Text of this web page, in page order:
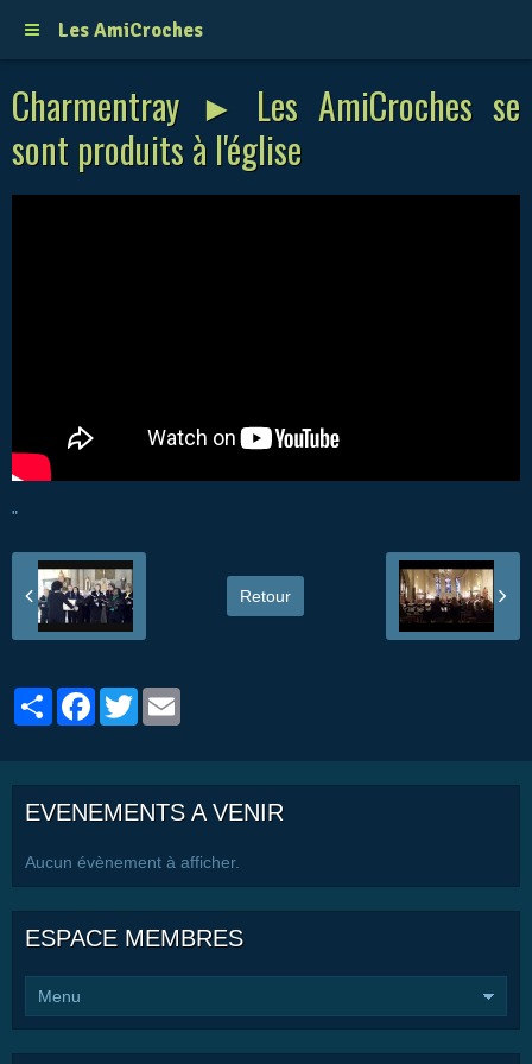
Les AmiCroches
Charmentray ► Les AmiCroches se
sont produits à l'église
"
Retour
PartagerFacebook
Twitter
EVENEMENTS A VENIR
Aucun évènement à afficher.
ESPACE MEMBRES